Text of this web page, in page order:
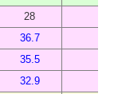
28
36.7
35.5
32.9